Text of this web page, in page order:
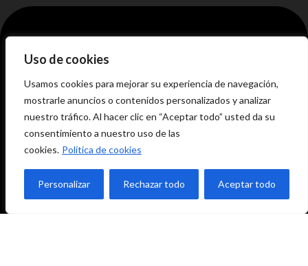
Uso de cookies
Usamos cookies para mejorar su experiencia de navegación,
mostrarle anuncios o contenidos personalizados y analizar
nuestro tráfico. Al hacer clic en “Aceptar todo” usted da su
consentimiento a nuestro uso de las
cookies. Política de cookies
Personalizar Rechazar todo Aceptar todo